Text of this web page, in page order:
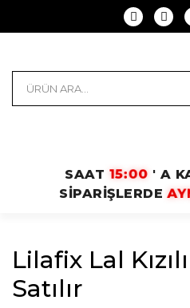
SAAT 15:00 ' A
SİPARİŞLERDE
Lilafix Lal
Satılır